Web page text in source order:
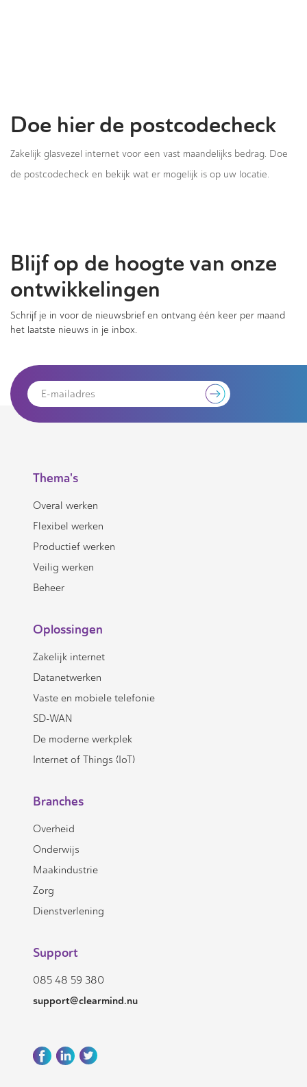
Doe hier de postcodecheck
Zakelijk glasvezel internet voor een vast maandelijks bedrag. Doe
de postcodecheck en bekijk wat er mogelijk is op uw locatie.
Blijf op de hoogte van onze
ontwikkelingen
Schrijf je in voor de nieuwsbrief en ontvang één keer per maand
het laatste nieuws in je inbox.
Thema's
Overal werken
Flexibel werken
Productief werken
Veilig werken
Beheer
Oplossingen
Zakelijk internet
Datanetwerken
Vaste en mobiele telefonie
SD-WAN
De moderne werkplek
Internet of Things (IoT)
Branches
Overheid
Onderwijs
Maakindustrie
Zorg
Dienstverlening
Support
085 48 59 380
support@clearmind.nu